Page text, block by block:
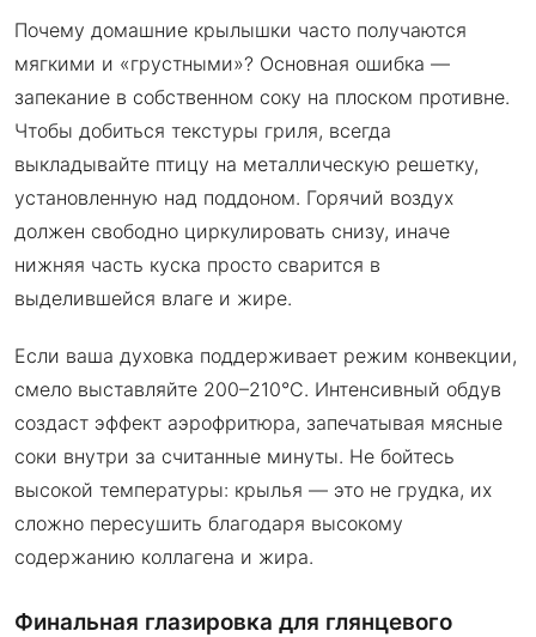
Почему домашние крылышки часто получаются
мягкими и «грустными»? Основная ошибка —
запекание в собственном соку на плоском противне.
Чтобы добиться текстуры гриля, всегда
выкладывайте птицу на металлическую решетку,
установленную над поддоном. Горячий воздух
должен свободно циркулировать снизу, иначе
нижняя часть куска просто сварится в
выделившейся влаге и жире.
Если ваша духовка поддерживает режим конвекции,
смело выставляйте 200–210°C. Интенсивный обдув
создаст эффект аэрофритюра, запечатывая мясные
соки внутри за считанные минуты. Не бойтесь
высокой температуры: крылья — это не грудка, их
сложно пересушить благодаря высокому
содержанию коллагена и жира.
Финальная глазировка для глянцевого